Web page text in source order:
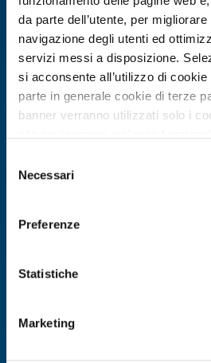
da parte dell’utente, per migliorare
navigazione degli utenti ed
servizi messi a disposizione.
si acconsente all’utilizzo di
parte in generale cookie di terze
banner verranno utilizzati solo i
Per conoscere i dettagli, consulta
https://
https://
delNecessari
Preferenze
Statistiche
Marketing
Technology offer
Università tedesca
ugello innovativo per
ID: TODE20260429005